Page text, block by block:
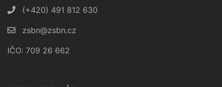
(+420) 491 812 630
zsbn@zsbn.cz
IČO: 709 26 662